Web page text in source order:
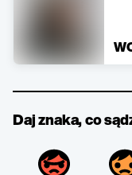
Daj znaka, co